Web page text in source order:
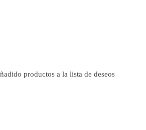
productos a la lista de deseos